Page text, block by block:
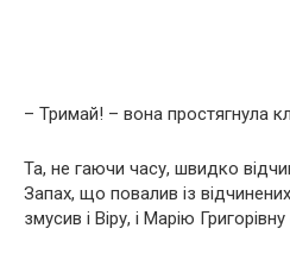
– Тримай! – вона простягнула
Та, не гаючи часу, швидко
Запах, що повалив із
змусив і Віру, і Марію